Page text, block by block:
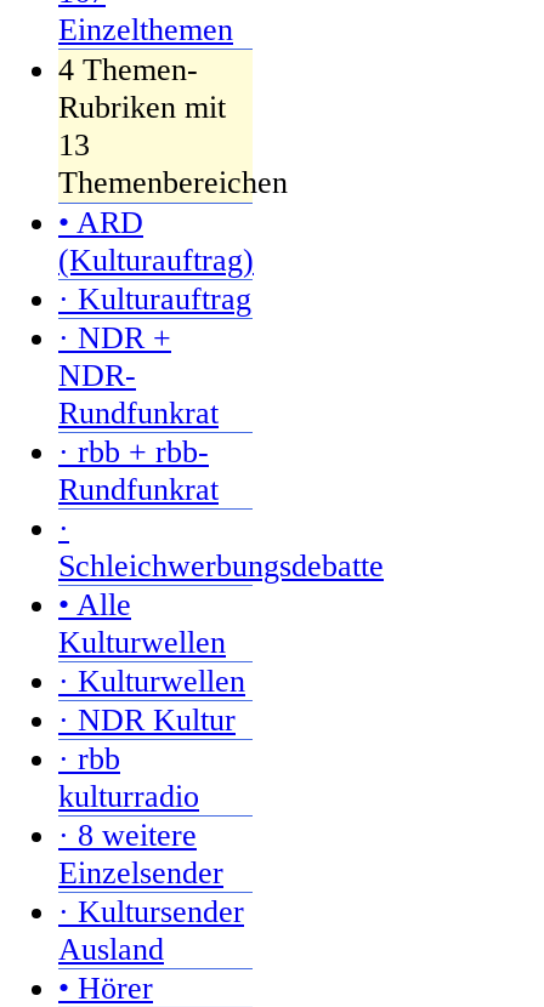
Einzelthemen
4 Themen-
Rubriken mit
13
Themenbereichen
• ARD
(Kulturauftrag)
· Kulturauftrag
· NDR +
NDR-
Rundfunkrat
· rbb + rbb-
Rundfunkrat
·
Schleichwerbungsdebatte
• Alle
Kulturwellen
· Kulturwellen
· NDR Kultur
· rbb
kulturradio
· 8 weitere
Einzelsender
· Kultursender
Ausland
• Hörer